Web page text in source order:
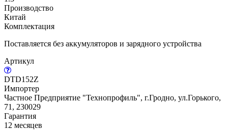
Производство
Китай
Комплектация
Поставляется без аккумуляторов и зарядного устройства
Артикул
DTD152Z
Импортер
Частное Предприятие "Технопрофиль", г.Гродно, ул.Горького,
71, 230029
Гарантия
12 месяцев